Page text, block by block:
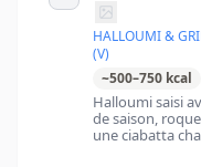
HALLOUMI &
(V)
~500–750 kcal
Halloumi saisi
de saison,
une ciabatta